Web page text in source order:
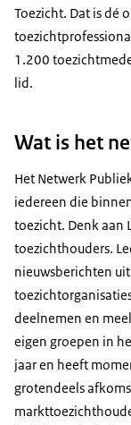
Toezicht. Dat is dé
1.200
lid.
Wat is het
Het Netwerk
iedereen die
toezicht. Denk aan
toezichthouders.
nieuwsberichten
deelnemen en
eigen groepen in
jaar en heeft
grotendeels